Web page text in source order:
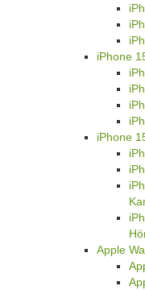
iPhone
iPhone
Apple